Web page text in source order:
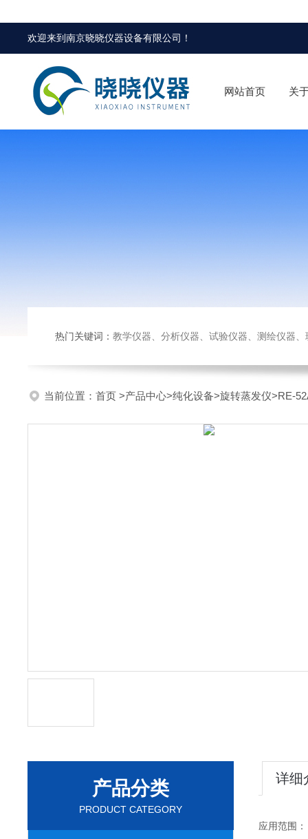
欢迎来到南京晓晓仪器设备有限公司 ！
网站首页 关
热门关键词： 教学仪器、分析仪器、试验仪器、测绘仪器、玻璃仪
当前位置： 首页 >产品中心>纯化设备>旋转蒸发仪>RE-
产品分类
PRODUCT CATEGORY
详细
应用范围：